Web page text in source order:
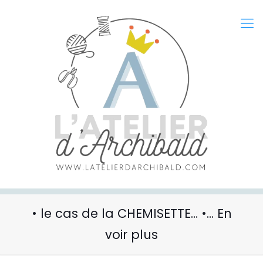
• le cas de la CHEMISETTE… •… En
voir plus